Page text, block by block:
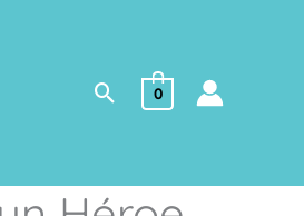
Buscar
0